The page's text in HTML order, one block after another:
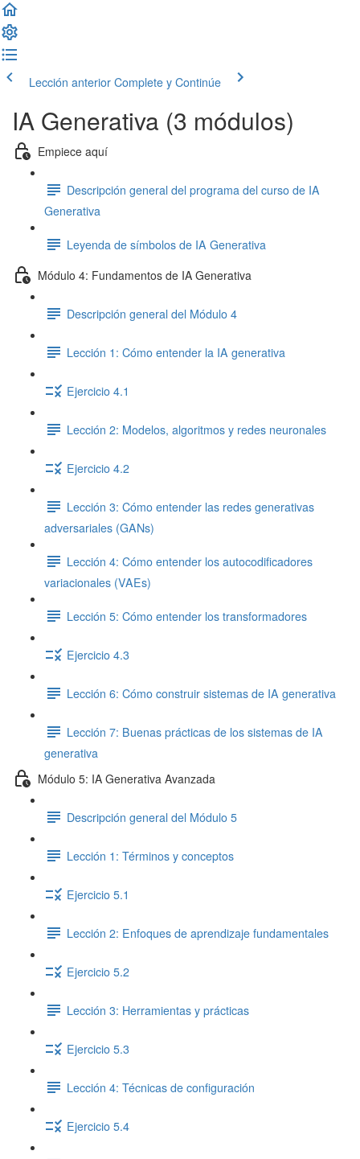
Lección anterior Complete y Continúe
IA Generativa (3 módulos)
Empiece aquí
Descripción general del programa del curso de IA
Generativa
Leyenda de símbolos de IA Generativa
Módulo 4: Fundamentos de IA Generativa
Descripción general del Módulo 4
Lección 1: Cómo entender la IA generativa
Ejercicio 4.1
Lección 2: Modelos, algoritmos y redes neuronales
Ejercicio 4.2
Lección 3: Cómo entender las redes generativas
adversariales (GANs)
Lección 4: Cómo entender los autocodificadores
variacionales (VAEs)
Lección 5: Cómo entender los transformadores
Ejercicio 4.3
Lección 6: Cómo construir sistemas de IA generativa
Lección 7: Buenas prácticas de los sistemas de IA
generativa
Módulo 5: IA Generativa Avanzada
Descripción general del Módulo 5
Lección 1: Términos y conceptos
Ejercicio 5.1
Lección 2: Enfoques de aprendizaje fundamentales
Ejercicio 5.2
Lección 3: Herramientas y prácticas
Ejercicio 5.3
Lección 4: Técnicas de configuración
Ejercicio 5.4